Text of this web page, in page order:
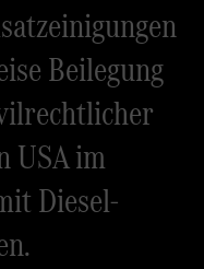
Beilegung
USA im
Diesel-